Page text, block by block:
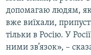
допомагаю людям,
вже виїхали,
тільки в Росію. У
ними зв’язок», –